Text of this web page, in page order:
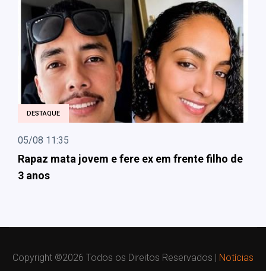
DESTAQUE
05/08 11:35
Rapaz mata jovem e fere ex em frente filho de
3 anos
Copyright ©2026 Todos os Direitos Reservados | Notícias